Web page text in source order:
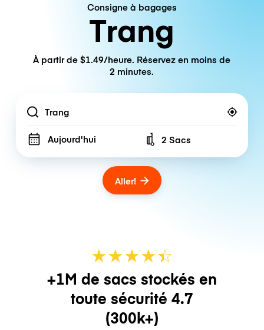
Consigne à bagages
Trang
À partir de $1.49/heure. Réservez en moins de
2 minutes.
Location
Aujourd'hui Number of bags
2 Sacs
Aller!
★★★★☆
★
+1M de sacs stockés en
toute sécurité 4.7
(300k+)